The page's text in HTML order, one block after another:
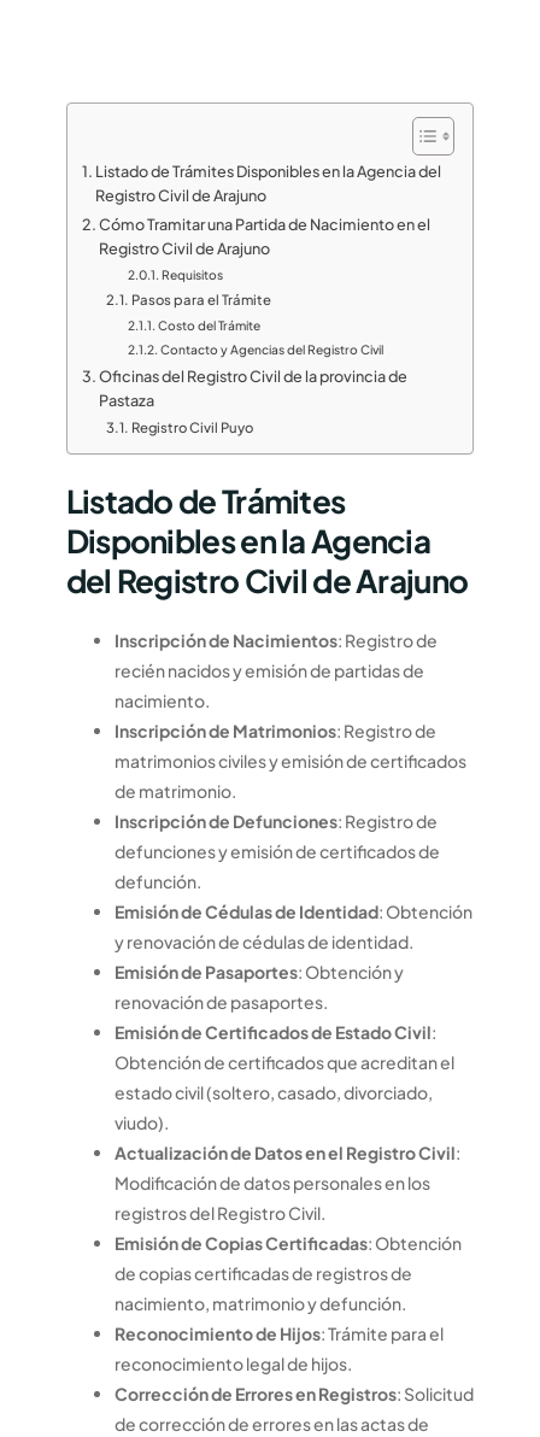
Listado de Trámites Disponibles en la Agencia del
Registro Civil de Arajuno
Cómo Tramitar una Partida de Nacimiento en el
Registro Civil de Arajuno
Requisitos
Pasos para el Trámite
Costo del Trámite
Contacto y Agencias del Registro Civil
Oficinas del Registro Civil de la provincia de
Pastaza
Registro Civil Puyo
Listado de Trámites
Disponibles en la Agencia
del Registro Civil de Arajuno
Inscripción de Nacimientos: Registro de
recién nacidos y emisión de partidas de
nacimiento.
Inscripción de Matrimonios: Registro de
matrimonios civiles y emisión de certificados
de matrimonio.
Inscripción de Defunciones: Registro de
defunciones y emisión de certificados de
defunción.
Emisión de Cédulas de Identidad: Obtención
y renovación de cédulas de identidad.
Emisión de Pasaportes: Obtención y
renovación de pasaportes.
Emisión de Certificados de Estado Civil:
Obtención de certificados que acreditan el
estado civil (soltero, casado, divorciado,
viudo).
Actualización de Datos en el Registro Civil:
Modificación de datos personales en los
registros del Registro Civil.
Emisión de Copias Certificadas: Obtención
de copias certificadas de registros de
nacimiento, matrimonio y defunción.
Reconocimiento de Hijos: Trámite para el
reconocimiento legal de hijos.
Corrección de Errores en Registros: Solicitud
de corrección de errores en las actas de